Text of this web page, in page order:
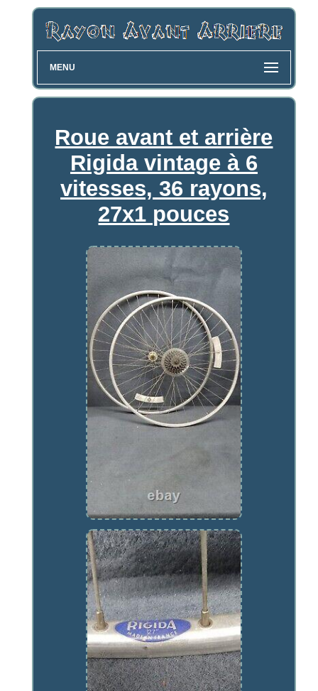
MENU
Roue avant et arrière
Rigida vintage à 6
vitesses, 36 rayons,
27x1 pouces